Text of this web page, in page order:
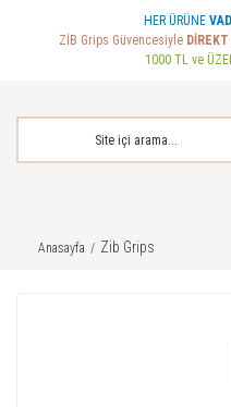
HER ÜRÜNE
ZİB Grips Güvencesiyle
1000 TL ve
Anasayfa Zib Grips